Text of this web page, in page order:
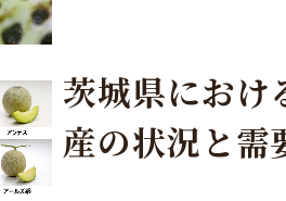
茨城県におけ
産の状況と需